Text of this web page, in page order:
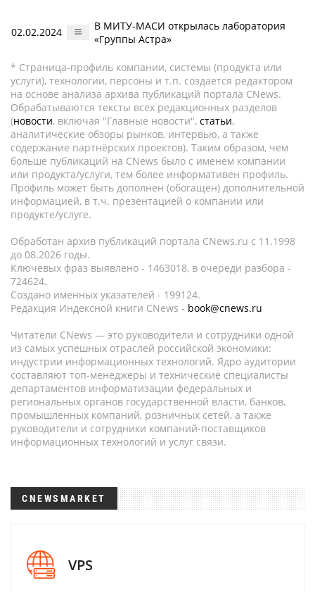
02.02.2024
В МИТУ-МАСИ открылась лаборатория
«Группы Астра»
* Страница-профиль компании, системы (продукта или
услуги), технологии, персоны и т.п. создается редактором
на основе анализа архива публикаций портала CNews.
Обрабатываются тексты всех редакционных разделов
(новости, включая "Главные новости", статьи,
аналитические обзоры рынков, интервью, а также
содержание партнёрских проектов). Таким образом, чем
больше публикаций на CNews было с именем компании
или продукта/услуги, тем более информативен профиль.
Профиль может быть дополнен (обогащен) дополнительной
информацией, в т.ч. презентацией о компании или
продукте/услуге.
Обработан архив публикаций портала CNews.ru c 11.1998
до 08.2026 годы.
Ключевых фраз выявлено - 1463018, в очереди разбора -
724624.
Создано именных указателей - 199124.
Редакция Индексной книги CNews - book@cnews.ru
Читатели CNews — это руководители и сотрудники одной
из самых успешных отраслей российской экономики:
индустрии информационных технологий. Ядро аудитории
составляют топ-менеджеры и технические специалисты
департаментов информатизации федеральных и
региональных органов государственной власти, банков,
промышленных компаний, розничных сетей, а также
руководители и сотрудники компаний-поставщиков
информационных технологий и услуг связи.
CNEWSMARKET
VPS